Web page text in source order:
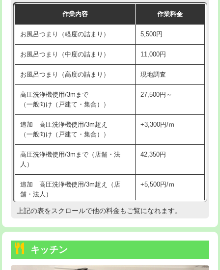
交換・取付（温水洗浄便座） 16,500円+材料費
交換・取付(単水栓（壁付・デッキ
式）)
13,200円+材料費
交換・取付(混合水栓（壁付・デッキ
式・ワンホール）)
16,500円+材料費
交換・取付(排水栓・排水トラップ
（P/S/ポップアップ））
22,000円+材料費
交換・取付（その他部品） 11,000円+材料費
持込商品取付（単水栓） 13,200円
持込商品取付（混合水栓）
持込商品取付（浄水器・分岐水栓） 16,500円
持込商品取付（温水洗浄便座） 22,000円
持込商品取付（普通便座⇔温水洗浄便
22,000円
給水管工事※（ホール加工)
作業内容 作業料金
お風呂つまり（軽度の詰まり） 5,500円
お風呂つまり（中度の詰まり） 11,000円
お風呂つまり（高度の詰まり） 現地調査
高圧洗浄機使用/3mまで
（一般向け（戸建て・集合））
27,500円～
追加 高圧洗浄機使用/3m超え
（一般向け（戸建て・集合））
+3,300円/ｍ
高圧洗浄機使用/3mまで（店舗・法
人）
42,350円
追加 高圧洗浄機使用/3m超え（店
舗・法人）
+5,500円/ｍ
高度高圧洗浄換 現地調査
トーラー機使用/3mまで
上記の表をスクロールで他の料金もご覧になれます。
キッチン